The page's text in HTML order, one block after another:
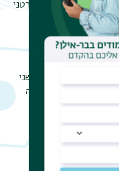
לתואר ראשון, תחום פרטני
ותכלול תוכניות
והן כרכזת התוכנית.
שהראו לי את החלקים
אני סטודנטית לתואר שני
במחקר ולהיות מרצה